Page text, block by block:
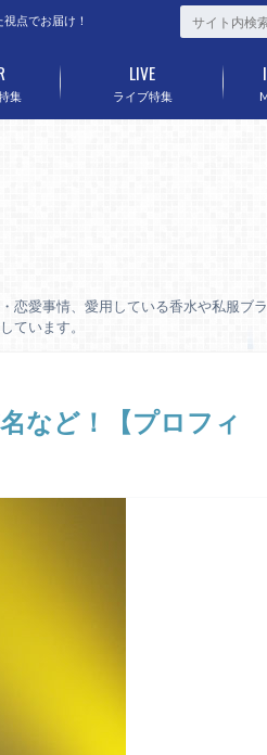
点でお届け！
集 ライブ特集
LIVE
恋愛事情、愛用している香水や私服ブ
ています。
など！【プロフィ